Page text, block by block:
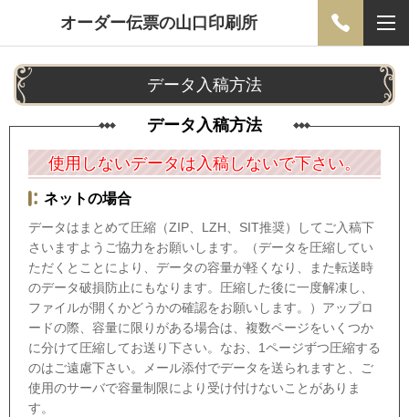
オーダー伝票の山口印刷所
データ入稿方法
データ入稿方法
使用しないデータは入稿しないで下さい。
ネットの場合
データはまとめて圧縮（ZIP、LZH、SIT推奨）してご入稿下
さいますようご協力をお願いします。（データを圧縮してい
ただくとことにより、データの容量が軽くなり、また転送時
のデータ破損防止にもなります。圧縮した後に一度解凍し、
ファイルが開くかどうかの確認をお願いします。）アップロ
ードの際、容量に限りがある場合は、複数ページをいくつか
に分けて圧縮してお送り下さい。なお、1ページずつ圧縮する
のはご遠慮下さい。メール添付でデータを送られますと、ご
使用のサーバで容量制限により受け付けないことがありま
す。